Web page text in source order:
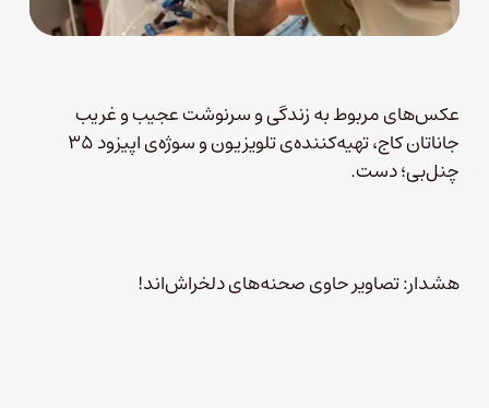
عکس‌های مربوط به زندگی و سرنوشت عجیب و غریب
جاناتان کاج، تهیه‌کننده‌ی تلویزیون و سوژه‌ی اپیزود ۳۵
چنل‌بی؛ دست.
هشدار: تصاویر حاوی صحنه‌های دلخراش‌اند!